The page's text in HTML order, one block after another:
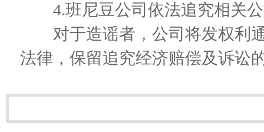
4.班尼豆公司依法追究相关公
对于造谣者，公司将发权利通
法律，保留追究经济赔偿及诉讼